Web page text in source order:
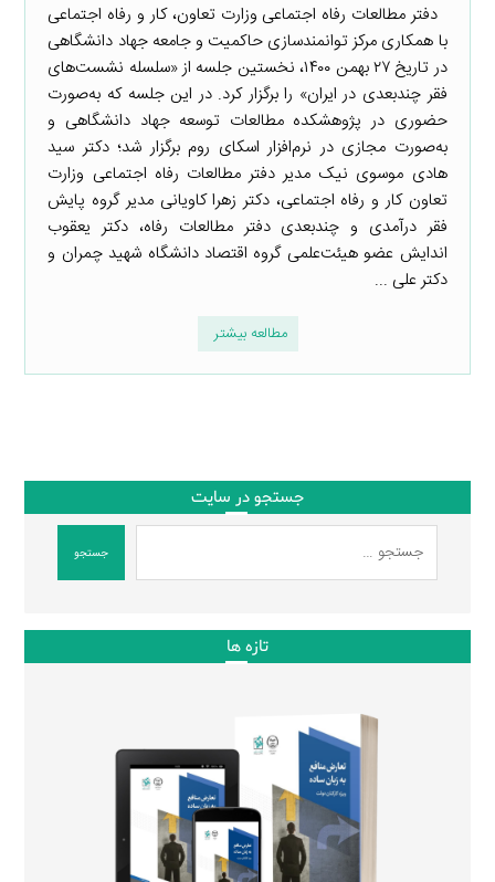
دفتر مطالعات رفاه اجتماعی وزارت تعاون، کار و رفاه اجتماعی
با همکاری مرکز توانمندسازی حاکمیت و جامعه جهاد دانشگاهی
در تاریخ ۲۷ بهمن ۱۴۰۰، نخستین جلسه از «سلسله نشست‌های
فقر چندبعدی در ایران» را برگزار کرد. در این جلسه که به‌صورت
حضوری در پژوهشکده مطالعات توسعه جهاد دانشگاهی و
به‌صورت مجازی در نرم‌افزار اسکای روم برگزار شد؛ دکتر سید
هادی موسوی نیک مدیر دفتر مطالعات رفاه اجتماعی وزارت
تعاون کار و رفاه اجتماعی، دکتر زهرا کاویانی مدیر گروه پایش
فقر درآمدی و چندبعدی دفتر مطالعات رفاه، دکتر یعقوب
اندایش عضو هیئت‌علمی گروه اقتصاد دانشگاه شهید چمران و
دکتر علی ...
مطالعه بیشتر
جستجو در سایت
جستجو
تازه ها